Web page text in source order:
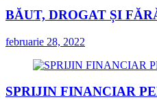
BĂUT, DROGAT ȘI
februarie 28, 2022
SPRIJIN FINANCIAR